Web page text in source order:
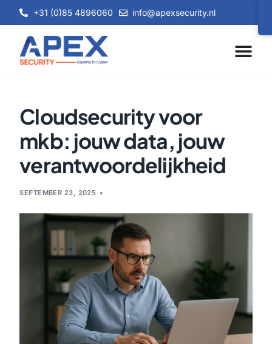
+31 (0)85 4896060 info@apexsecurity.nl
Cloudsecurity voor
mkb: jouw data, jouw
verantwoordelijkheid
SEPTEMBER 23, 2025